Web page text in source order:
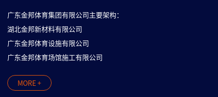
广东金邦体育集团有限公司主要架构：
湖北金邦新材料有限公司
广东金邦体育设施有限公司
广东金邦体育场馆施工有限公司
MORE +